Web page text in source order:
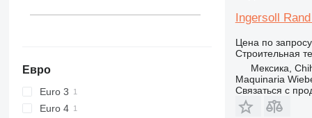
426
Евро
Euro 3
Euro 4
Ingersoll
Цена по запросу
Строительная
Мексика,
Maquinaria
Связаться с